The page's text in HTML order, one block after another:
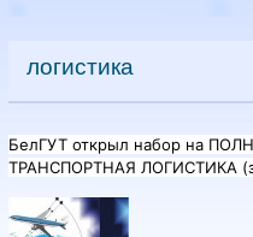
логистика
БелГУТ открыл набор на
ТРАНСПОРТНАЯ ЛОГИСТИКА